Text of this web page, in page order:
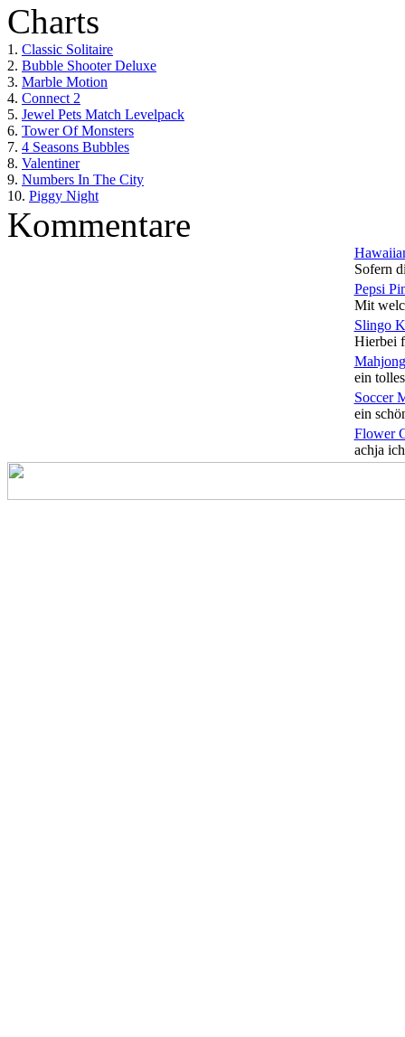
Charts
1. Classic Solitaire
2. Bubble Shooter Deluxe
3. Marble Motion
4. Connect 2
5. Jewel Pets Match Levelpack
6. Tower Of Monsters
7. 4 Seasons Bubbles
8. Valentiner
9. Numbers In The City
10. Piggy Night
Kommentare
Sofern
Pepsi
Mit
Slingo
Hierbei
ein
Soccer
ein
Flower
achja